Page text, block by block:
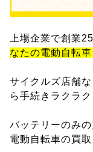
上場企業で創業
なたの電動自転
サイクルズ店舗
ら手続きラクラ
バッテリーのみ
電動自転車の買